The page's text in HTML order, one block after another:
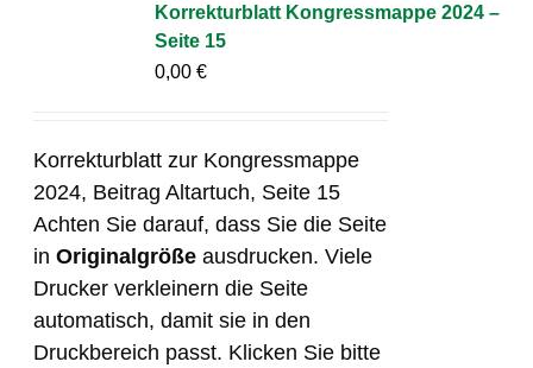
Korrekturblatt Kongressmappe 2024 –
Seite 15
0,00€
Korrekturblatt zur Kongressmappe
2024, Beitrag Altartuch, Seite 15
Achten Sie darauf, dass Sie die Seite
inOriginalgröße ausdrucken. Viele
Drucker verkleinern die Seite
automatisch, damit sie in den
Druckbereich passt. Klicken Sie bitte